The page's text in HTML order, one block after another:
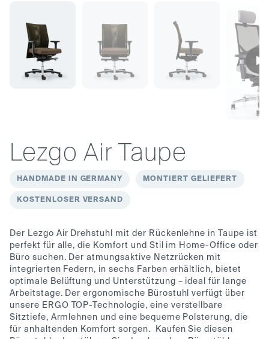
Lezgo Air Taupe
HANDMADE IN GERMANY MONTIERT GELIEFERT
KOSTENLOSER VERSAND
Der Lezgo Air Drehstuhl mit der Rückenlehne in Taupe ist
perfekt für alle, die Komfort und Stil im Home-Office oder
Büro suchen. Der atmungsaktive Netzrücken mit
integrierten Federn, in sechs Farben erhältlich, bietet
optimale Belüftung und Unterstützung – ideal für lange
Arbeitstage. Der ergonomische Bürostuhl verfügt über
unsere ERGO TOP-Technologie, eine verstellbare
Sitztiefe, Armlehnen und eine bequeme Polsterung, die
für anhaltenden Komfort sorgen.
Kaufen Sie diesen